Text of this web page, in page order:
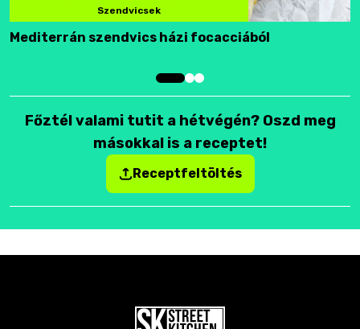
Szendvicsek
Mediterrán szendvics házi focacciából
Főztél valami tutit a hétvégén? Oszd meg
másokkal is a receptet!
Receptfeltöltés